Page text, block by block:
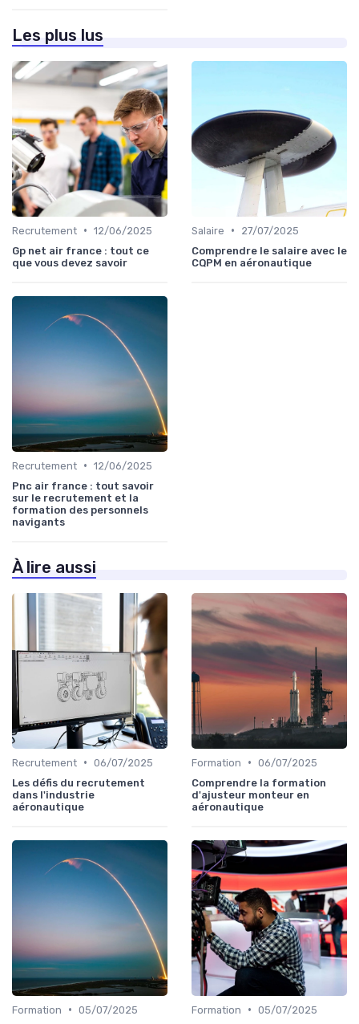
Les plus lus
Recrutement • 12/06/2025
Gp net air france : tout ce
que vous devez savoir
Salaire •
27/07/2025
Comprendre le salaire avec le
CQPM en aéronautique
Recrutement • 12/06/2025
Pnc air france : tout savoir
sur le recrutement et la
formation des personnels
navigants
À lire aussi
Recrutement • 06/07/2025
Les défis du recrutement
dans l'industrie
aéronautique
Formation • 06/07/2025
Comprendre la formation
d'ajusteur monteur en
aéronautique
Formation • 05/07/2025
Formation • 05/07/2025